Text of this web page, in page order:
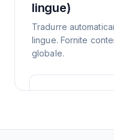
lingue)
Tradurre
lingue. Fornite
globale.